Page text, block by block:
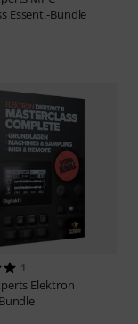
Essent.-Bundle
1
Elektron